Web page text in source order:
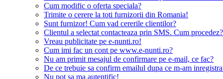
Cum modific o oferta speciala?
Trimite o cerere la toti furnizorii din Romania!
Sunt furnizor! Cum vad cererile clientilor?
Clientul a selectat contacteaza prin SMS. Cum procedez?
Vreau publicitate pe e-nunti.ro!
Cum imi fac un cont pe www.e-nunti.ro?
Nu am primit mesajul de confirmare pe e-mail, ce fac?
De ce trebuie sa confirm emailul dupa ce m-am
Nu pot sa ma autentific!